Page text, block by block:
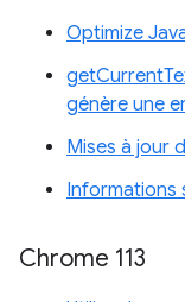
Optimize
génère une
Mises à jour
Informations
Chrome 113